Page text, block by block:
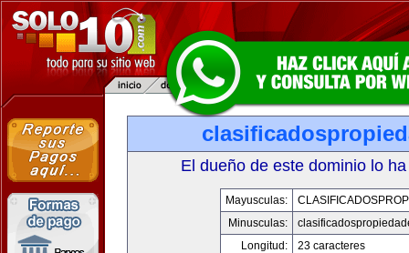
El dueño de este dominio lo
Mayusculas:
Minusculas:
Longitud:
23 caracteres